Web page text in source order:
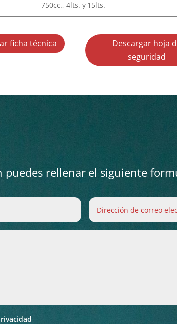
750cc., 4lts. y 15lts.
ficha técnica
Descargar hoja
seguridad
puedes rellenar el siguiente